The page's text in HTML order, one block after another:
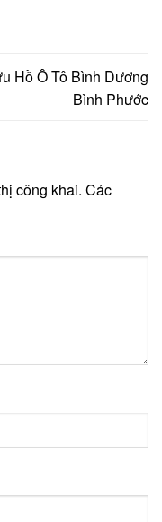
Hồ Ô Tô Bình Dương
Bình Phước
công khai. Các